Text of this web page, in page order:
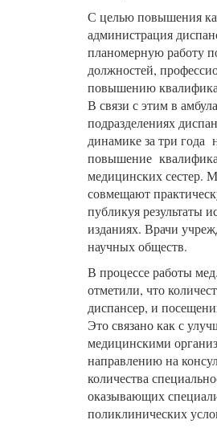
С целью повышения
администрация
планомерную работу
должностей,
повышению
В связи с этим в
подразделениях
динамике за три года
повышение
медицинских сестер.
совмещают
публикуя результаты
изданиях. Врачи
научных обществ.
В процессе работы
отметили, что
диспансер, и
Это связано как с
медицинскими
направлению на
количества
оказывающих
поликлинических